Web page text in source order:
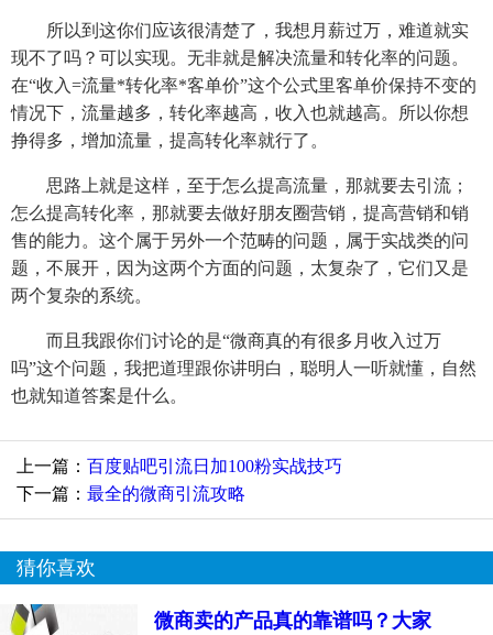
所以到这你们应该很清楚了，我想月薪过万，难道就实
现不了吗？可以实现。无非就是解决流量和转化率的问题。
在“收入=流量*转化率*客单价”这个公式里客单价保持不变的
情况下，流量越多，转化率越高，收入也就越高。所以你想
挣得多，增加流量，提高转化率就行了。
思路上就是这样，至于怎么提高流量，那就要去引流；
怎么提高转化率，那就要去做好朋友圈营销，提高营销和销
售的能力。这个属于另外一个范畴的问题，属于实战类的问
题，不展开，因为这两个方面的问题，太复杂了，它们又是
两个复杂的系统。
而且我跟你们讨论的是“微商真的有很多月收入过万
吗”这个问题，我把道理跟你讲明白，聪明人一听就懂，自然
也就知道答案是什么。
上一篇： 百度贴吧引流日加100粉实战技巧
下一篇： 最全的微商引流攻略
猜你喜欢
微商卖的产品真的靠谱吗？大家